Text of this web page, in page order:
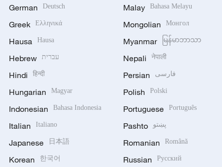
German Deutsch
Greek Ελληνικά
Hausa Hausa
Hebrew עברית
Hindi हिन्दी
Hungarian Magyar
Indonesian Bahasa Indonesia
Italian Italiano
Japanese 日本語
Korean 한국어
Malay Bahasa Melayu
Mongolian Монгол
Myanmar မြန်မာဘာသာ
Nepali नेपाली
Persian فارسی
Polish Polski
Portuguese Português
Pashto پښتو
Romanian Română
Russian Русский